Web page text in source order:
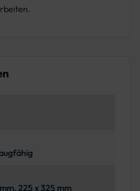
225 x 325 mm